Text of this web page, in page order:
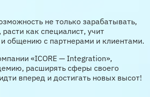
не только зарабатывать,
расти как специалист, учит
общению с партнерами и клиентами.
«ICORE — Integration»,
расширять сферы своего
вперед и достигать новых высот!